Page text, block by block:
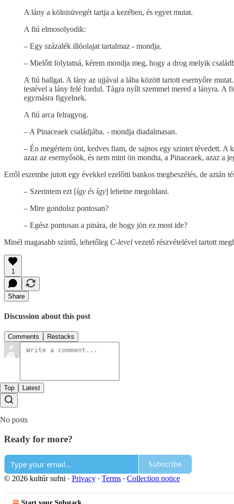
A lány a kölnisüvegét tartja a kezében, és egyet mutat.
A fiú elmosolyodik:
– Egy százalék illóolajat tartalmaz - mondja.
– Mielőtt folytatná, kérem mondja meg, hogy a drog melyik
A fiú hallgat. A lány az ujjával a lába között tartott esernyőre
testével a lány felé fordul. Tágra nyílt szemmel mered a lányra. A
egymásra figyelnek.
A fiú arca felragyog.
– A Pinaceaek családjába. - mondja diadalmasan.
– Én megértem önt, kedves fiam, de sajnos egy szintet tévedett.
azaz az esernyősök, és nem mint ön mondta, a Pinaceaek, azaz
Erről eszembe jutott egy évekkel ezelőtti bankos megbeszélés, de aztán
– Szerintem ezt [így és így] lehetne megoldani.
– Mire gondolsz pontosan?
– Egész pontosan a pinára, de hogy jön ez most ide?
Minél magasabb szintű, lehetőleg C-level vezető részvételével tartott
1
Share
Discussion about this post
Comments Restacks
Top Latest
No posts
Ready for more?
Subscribe
© 2026 kultúr sufni · Privacy ∙ Terms ∙ Collection notice
Start your Substack